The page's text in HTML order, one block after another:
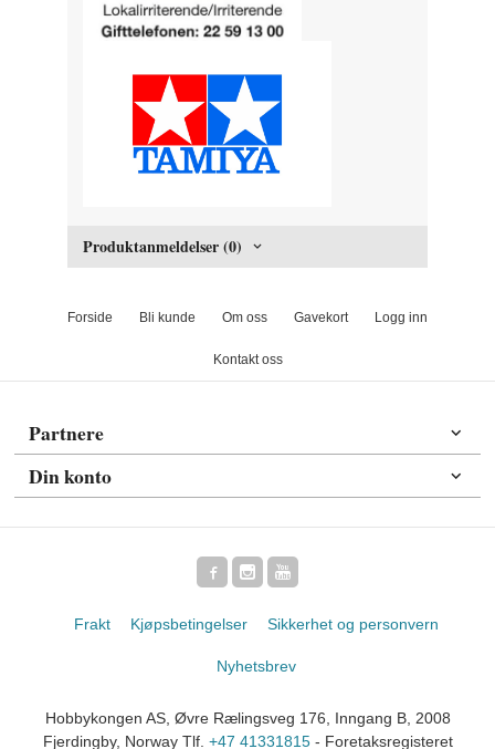
Produktanmeldelser (0)
Forside Bli kunde Om oss Gavekort Logg inn
Kontakt oss
Partnere
Din konto
Frakt Kjøpsbetingelser Sikkerhet og personvern
Nyhetsbrev
Hobbykongen AS, Øvre Rælingsveg 176, Inngang B, 2008
Fjerdingby, Norway Tlf. +47 41331815- Foretaksregisteret